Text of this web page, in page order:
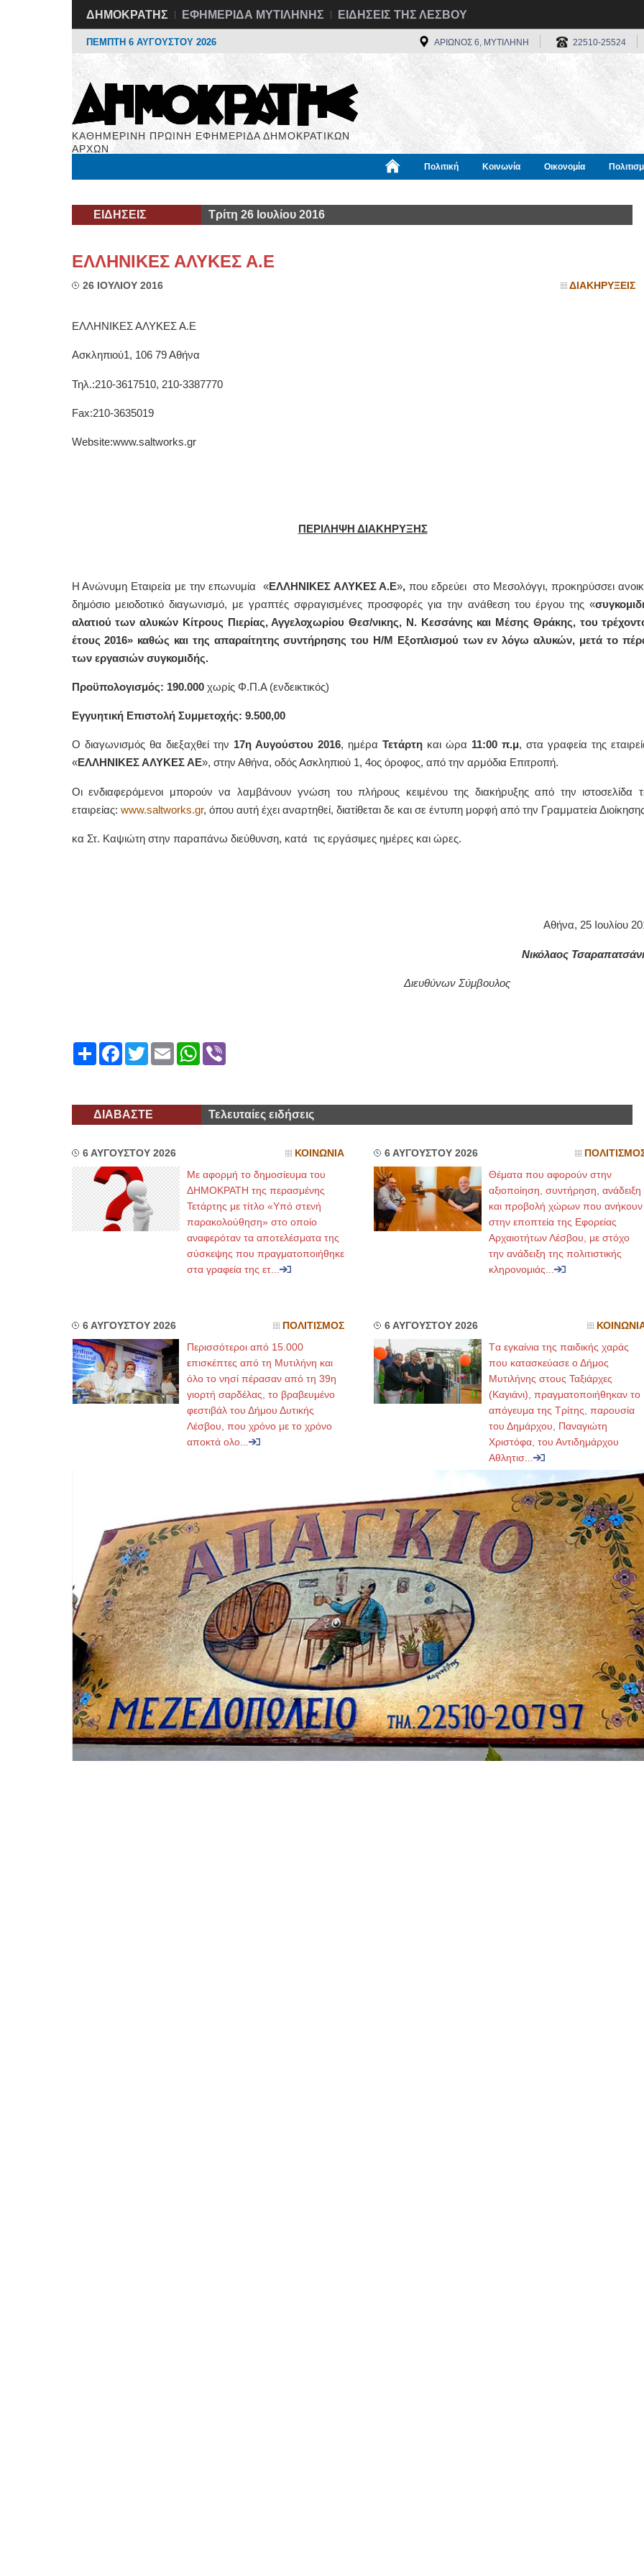
ΔΗΜΟΚΡΑΤΗΣ ΕΦΗΜΕΡΙΔΑ ΜΥΤΙΛΗΝΗΣ ΕΙΔΗΣΕΙΣ ΤΗΣ ΛΕΣΒΟΥ
ΠΕΜΠΤΗ 6 ΑΥΓΟΥΣΤΟΥ 2026 ΑΡΙΩΝΟΣ 6, ΜΥΤΙΛΗΝΗ 22510-25524
ΚΑΘΗΜΕΡΙΝΗ ΠΡΩΙΝΗ ΕΦΗΜΕΡΙΔΑ ΔΗΜΟΚΡΑΤΙΚΩΝ
ΑΡΧΩΝ
Πολιτική Κοινωνία Οικονομία
ΕΙΔΗΣΕΙΣ Τρίτη 26 Ιουλίου 2016
ΕΛΛΗΝΙΚΕΣ ΑΛΥΚΕΣ Α.Ε
26 ΙΟΥΛΙΟΥ 2016 ΔΙΑΚΗΡΥΞΕΙΣ
ΕΛΛΗΝΙΚΕΣ ΑΛΥΚΕΣ Α.Ε
Ασκληπιού1, 106 79 Αθήνα
Τηλ.:210-3617510, 210-3387770
Fax:210-3635019
Website:www.saltworks.gr
ΠΕΡΙΛΗΨΗ ΔΙΑΚΗΡΥΞΗΣ
Η Ανώνυμη Εταιρεία με την επωνυμία «ΕΛΛΗΝΙΚΕΣ ΑΛΥΚΕΣ Α.Ε», που εδρεύει στο Μεσολόγγι, προκηρύσσει
δημόσιο μειοδοτικό διαγωνισμό, με γραπτές σφραγισμένες προσφορές για την ανάθεση του έργου της «
αλατιού των αλυκών Κίτρους Πιερίας, Αγγελοχωρίου Θεσ/νικης, Ν. Κεσσάνης και Μέσης Θράκης, του
έτους 2016» καθώς και της απαραίτητης συντήρησης του Η/Μ Εξοπλισμού των εν λόγω αλυκών, μετά το
των εργασιών συγκομιδής.
Προϋπολογισμός: 190.000χωρίς Φ.Π.Α (ενδεικτικός)
Εγγυητική Επιστολή Συμμετοχής: 9.500,00
Ο διαγωνισμός θα διεξαχθεί την 17η Αυγούστου 2016, ημέρα Τετάρτη και ώρα 11:00 π.μ, στα γραφεία της
«ΕΛΛΗΝΙΚΕΣ ΑΛΥΚΕΣ ΑΕ», στην Αθήνα, οδός Ασκληπιού 1, 4ος όροφος, από την αρμόδια Επιτροπή.
Οι ενδιαφερόμενοι μπορούν να λαμβάνουν γνώση του πλήρους κειμένου της διακήρυξης από την ιστοσελίδα
εταιρείας: www.saltworks.gr, όπου αυτή έχει αναρτηθεί, διατίθεται δε και σε έντυπη μορφή από την Γραμματεία
κα Στ. Καψιώτη στην παραπάνω διεύθυνση, κατά τις εργάσιμες ημέρες και ώρες.
Αθήνα, 25 Ιουλίου
Νικόλαος
Διευθύνων Σύμβουλος
ShareFacebook
TwitterEmailWhatsApp
Viber
ΔΙΑΒΑΣΤΕ Τελευταίες ειδήσεις
6 ΑΥΓΟΥΣΤΟΥ 2026 ΚΟΙΝΩΝΙΑ
Με αφορμή το δημοσίευμα του
ΔΗΜΟΚΡΑΤΗ της περασμένης
Τετάρτης με τίτλο «Υπό στενή
παρακολούθηση» στο οποίο
αναφερόταν τα αποτελέσματα της
σύσκεψης που πραγματοποιήθηκε
στα γραφεία της ετ...
6 ΑΥΓΟΥΣΤΟΥ 2026
Θέματα που αφορούν στην
αξιοποίηση, συντήρηση, ανάδειξη
και προβολή χώρων που ανήκουν
στην εποπτεία της Εφορείας
Αρχαιοτήτων Λέσβου, με στόχο
την ανάδειξη της πολιτιστικής
κληρονομιάς...
6 ΑΥΓΟΥΣΤΟΥ 2026 ΠΟΛΙΤΙΣΜΟΣ
Περισσότεροι από 15.000
επισκέπτες από τη Μυτιλήνη και
όλο το νησί πέρασαν από τη 39η
γιορτή σαρδέλας, το βραβευμένο
φεστιβάλ του Δήμου Δυτικής
Λέσβου, που χρόνο με το χρόνο
αποκτά ολο...
6 ΑΥΓΟΥΣΤΟΥ 2026
Tα εγκαίνια της παιδικής χαράς
που κατασκεύασε ο Δήμος
Μυτιλήνης στους Ταξιάρχες
(Καγιάνι), πραγματοποιήθηκαν το
απόγευμα της Τρίτης, παρουσία
του Δημάρχου, Παναγιώτη
Χριστόφα, του Αντιδημάρχου
Αθλητισ...
Καλλιπόλεως 3,Νέα Σμύρνη,
τηλ:210-9320215
Καβέτσου 10, Μυτιλήνη, τηλ:
2251038065
Χειρουργός Ωτορινολαρυγγολόγος